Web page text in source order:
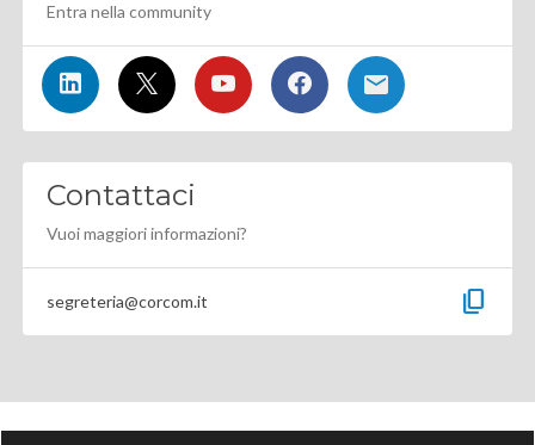
Entra nella community
Contattaci
Vuoi maggiori informazioni?
segreteria@corcom.it content_copy